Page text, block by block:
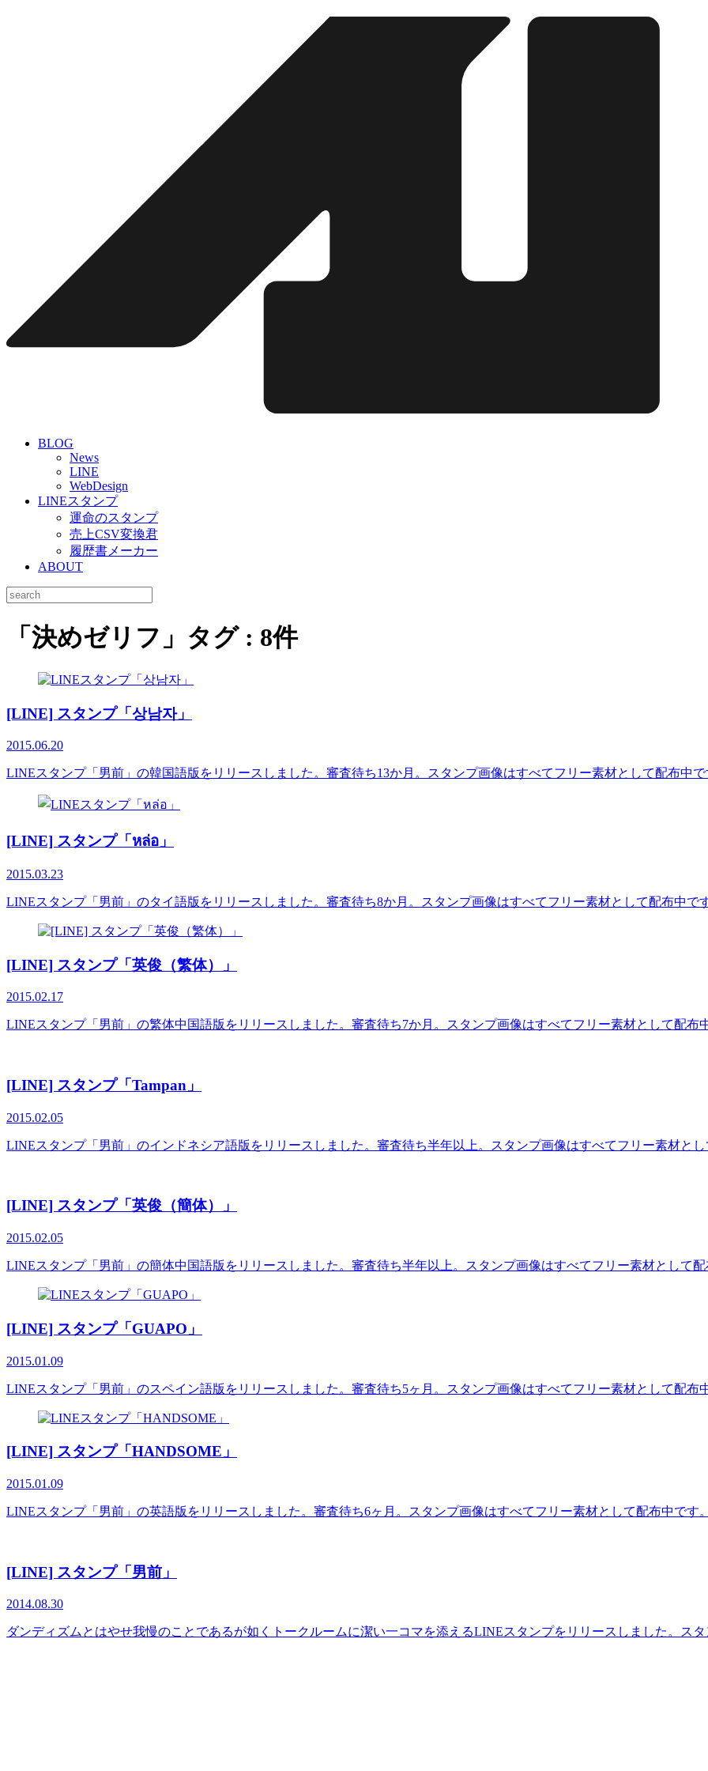
BLOG
News
LINE
WebDesign
LINEスタンプ
運命のスタンプ
売上CSV変換君
履歴書メーカー
ABOUT
「決めゼリフ 」タグ : 8件
[LINE] スタンプ「상남자」
2015.06.20
LINEスタンプ「男前」の韓国語版をリリースしました。審査待ち13か月。スタンプ画像はすべてフリー素材として配布中で
[LINE] スタンプ「หล่อ」
2015.03.23
LINEスタンプ「男前」のタイ語版をリリースしました。審査待ち8か月。スタンプ画像はすべてフリー素材として配布中です
[LINE] スタンプ「英俊（繁体）」
2015.02.17
LINEスタンプ「男前」の繁体中国語版をリリースしました。審査待ち7か月。スタンプ画像はすべてフリー素材として配布
[LINE] スタンプ「Tampan」
2015.02.05
LINEスタンプ「男前」のインドネシア語版をリリースしました。審査待ち半年以上。スタンプ画像はすべてフリー素材とし
[LINE] スタンプ「英俊（簡体）」
2015.02.05
LINEスタンプ「男前」の簡体中国語版をリリースしました。審査待ち半年以上。スタンプ画像はすべてフリー素材として配
[LINE] スタンプ「GUAPO」
2015.01.09
LINEスタンプ「男前」のスペイン語版をリリースしました。審査待ち5ヶ月。スタンプ画像はすべてフリー素材として配布
[LINE] スタンプ「HANDSOME」
2015.01.09
LINEスタンプ「男前」の英語版をリリースしました。審査待ち6ヶ月。スタンプ画像はすべてフリー素材として配布中です。
[LINE] スタンプ「男前」
2014.08.30
ダンディズムとはやせ我慢のことであるが如くトークルームに潔い一コマを添えるLINEスタンプをリリースしました。ス